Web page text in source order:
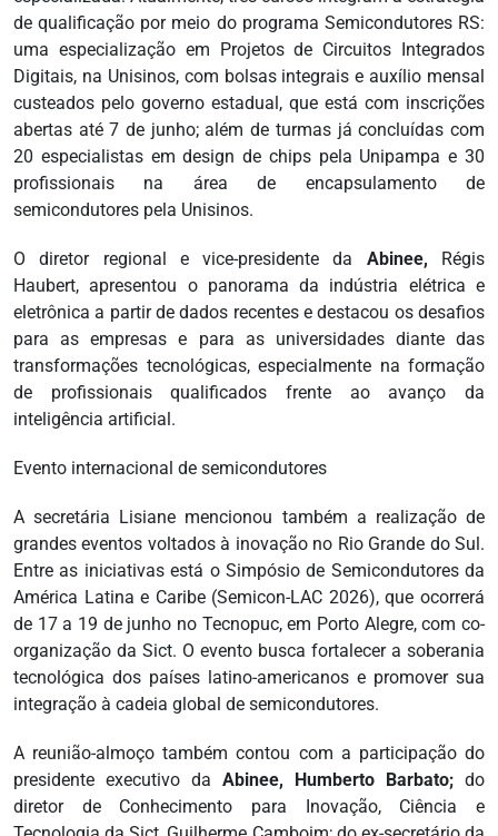
de qualificação por meio do programa Semicondutores RS:
uma especialização em Projetos de Circuitos Integrados
Digitais, na Unisinos, com bolsas integrais e auxílio mensal
custeados pelo governo estadual, que está com inscrições
abertas até 7 de junho; além de turmas já concluídas com
20 especialistas em design de chips pela Unipampa e 30
profissionais na área de encapsulamento de
semicondutores pela Unisinos.
O diretor regional e vice-presidente da Abinee, Régis
Haubert, apresentou o panorama da indústria elétrica e
eletrônica a partir de dados recentes e destacou os desafios
para as empresas e para as universidades diante das
transformações tecnológicas, especialmente na formação
de profissionais qualificados frente ao avanço da
inteligência artificial.
Evento internacional de semicondutores
A secretária Lisiane mencionou também a realização de
grandes eventos voltados à inovação no Rio Grande do Sul.
Entre as iniciativas está o Simpósio de Semicondutores da
América Latina e Caribe (Semicon-LAC 2026), que ocorrerá
de 17 a 19 de junho no Tecnopuc, em Porto Alegre, com co-
organização da Sict. O evento busca fortalecer a soberania
tecnológica dos países latino-americanos e promover sua
integração à cadeia global de semicondutores.
A reunião-almoço também contou com a participação do
presidente executivo da Abinee, Humberto Barbato; do
diretor de Conhecimento para Inovação, Ciência e